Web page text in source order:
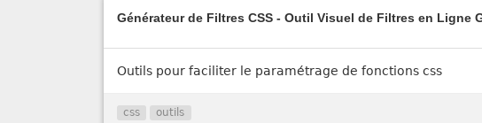
Générateur de Filtres CSS - Outil Visuel de Filtres en Ligne
Outils pour faciliter le paramétrage de fonctions css
css outils